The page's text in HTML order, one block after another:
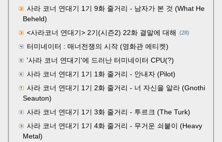
사라 코너 연대기 1기 9화 줄거리 - 남자가 본 것 (What He
Beheld)
<사라코너 연대기> 2기(시즌2) 22화 결말에 대해
(28)
터미네이터 : 매너전쟁의 시작 (영화관 에티켓)
'사라 코너 연대기'에 드러난 터미네이터 CPU(?)
사라 코너 연대기 1기 1화 줄거리 - 안내자 (Pilot)
사라 코너 연대기 1기 2화 줄거리 - 너 자신을 알라 (Gnothi
Seauton)
사라 코너 연대기 1기 3화 줄거리 - 투르크 (The Turk)
사라 코너 연대기 1기 4화 줄거리 - 무거운 쇠붙이 (Heavy
Metal)